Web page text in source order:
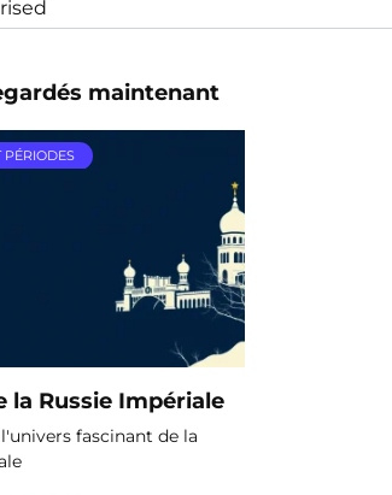
maintenant
PÉRIODES
la Russie Impériale
fascinant de la